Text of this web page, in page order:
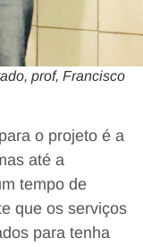
prof, Francisco
o projeto é a
até a
tempo de
que os serviços
para tenha